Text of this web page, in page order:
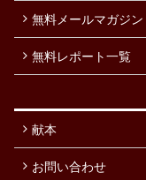
無料メールマガジン
無料レポート一覧
献本
お問い合わせ